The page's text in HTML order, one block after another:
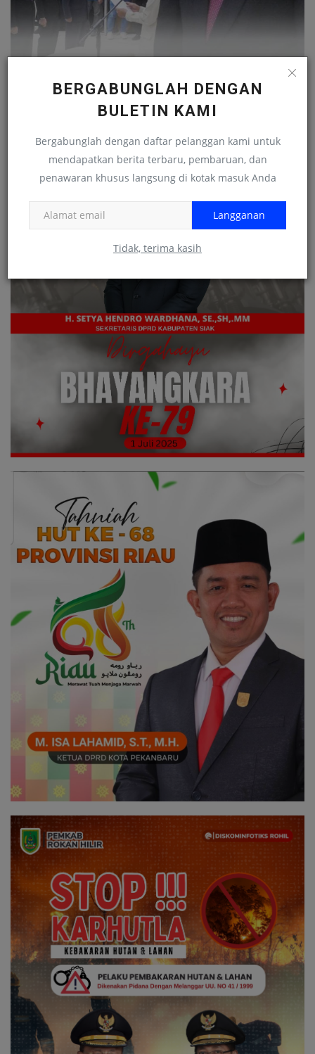
BERGABUNGLAH DENGAN
BULETIN KAMI
Bergabunglah dengan daftar pelanggan kami untuk
mendapatkan berita terbaru, pembaruan, dan
penawaran khusus langsung di kotak masuk Anda
Langganan
Tidak, terima kasih